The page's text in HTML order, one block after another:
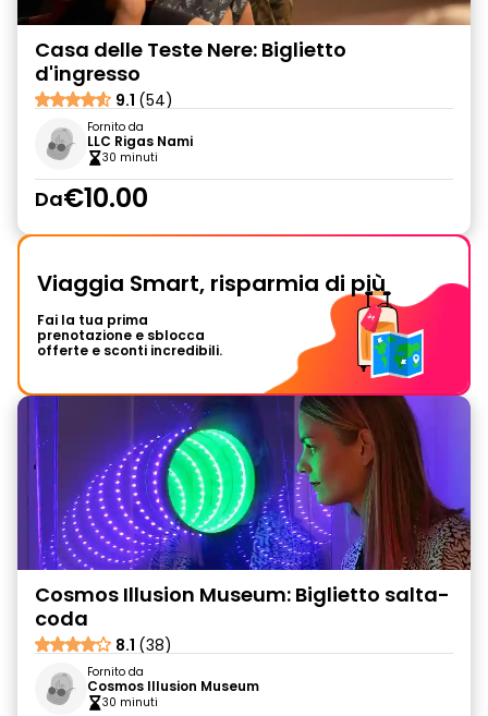
Casa delle Teste Nere: Biglietto
d'ingresso
9.1 (54)
Fornito da
LLC Rigas Nami
30 minuti
Da€10.00
Viaggia Smart, risparmia di più
Fai la tua prima
prenotazione e sblocca
offerte e sconti incredibili.
Cosmos Illusion Museum: Biglietto salta-
coda
8.1 (38)
Fornito da
Cosmos Illusion Museum
30 minuti